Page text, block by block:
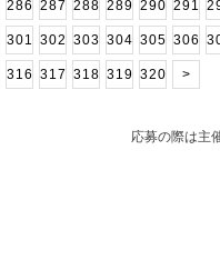
286 287 288 289 290 291
301 302 303 304 305 306
316 317 318 319 320 >
応募の際は主